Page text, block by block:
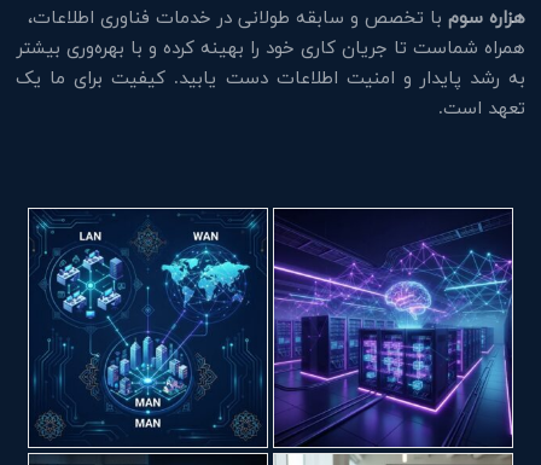
هزاره سوم با تخصص و سابقه طولانی در خدمات فناوری اطلاعات،
همراه شماست تا جریان کاری خود را بهینه کرده و با بهره‌وری بیشتر
به رشد پایدار و امنیت اطلاعات دست یابید. کیفیت برای ما یک
تعهد است.